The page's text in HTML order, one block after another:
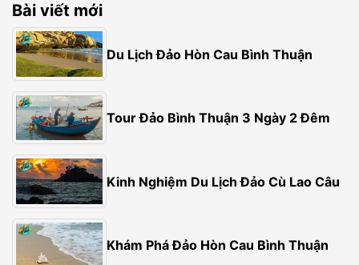
Bài viết mới
Du Lịch Đảo Hòn Cau Bình Thuận
Tour Đảo Bình Thuận 3 Ngày 2 Đêm
Kinh Nghiệm Du Lịch Đảo Cù Lao Câu
Khám Phá Đảo Hòn Cau Bình Thuận